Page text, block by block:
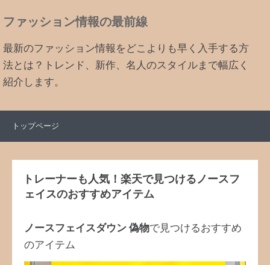
ファッション情報の最前線
最新のファッション情報をどこよりも早く入手する方
法とは？トレンド、新作、名人のスタイルまで幅広く
紹介します。
トップページ
トレーナーも人気！楽天で見つけるノースフ
ェイスのおすすめアイテム
ノースフェイスダウン 偽物で見つけるおすすめ
のアイテム